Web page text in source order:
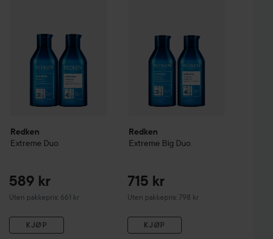
Redken
Extreme Duo
589 kr
Uten pakkepris: 661 kr
KJØP
Redken
Extreme Big Duo
715 kr
Uten pakkepris: 798 kr
KJØP